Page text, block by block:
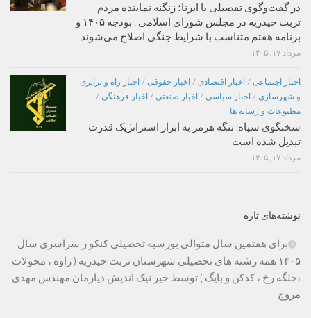
در گفت‌وگوی تفصیلی با ایرنا؛ زنگنه نماینده مردم
تربت حیدریه در مجلس شورای اسلامی : بودجه ۱۴۰۵ و
برنامه هفتم متناسب با شرایط جنگی اصلاح می‌شوند
مرداد ۱۷, ۱۴۰۵
اخبار اجتماعی / اخبار اقتصادی / اخبار حقوقی / اخبار راه و ترابری
و شهرسازی / اخبار سیاسی / اخبار صنعتی / اخبار فرهنگی /
مطبوعات و رسانه ها
سخنگوی سپاه: تنگه هرمز به ابزار استراتژیک قدرت
تبدیل شده است
مرداد ۱۷, ۱۴۰۵
نوشته‌های تازه
برای هفتمین سال متوالی بورسیه تحصیلی کنکو ر سراسری سال
۱۴۰۵ همه رشته های تحصیلی شهرستان تربت حیدریه ( زاوه ، محولات
،جلگه رخ ، کدکن و بایگ ) توسط خیر نیک اندیش دیارمان مهندس مهدی
مروج